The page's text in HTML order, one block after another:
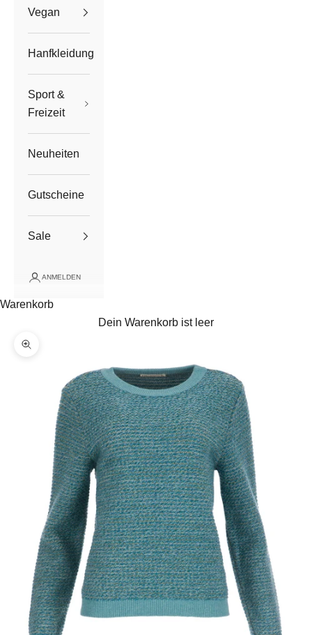
Vegan
Hanfkleidung
Sport &
Freizeit
Neuheiten
Gutscheine
Sale
ANMELDEN
Warenkorb
Dein Warenkorb ist leer
Bild vergrößern